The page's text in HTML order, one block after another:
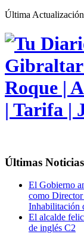
Última Actualización
Últimas Noticias
El Gobierno
como
Inhabilitación
El alcalde
de inglés C2